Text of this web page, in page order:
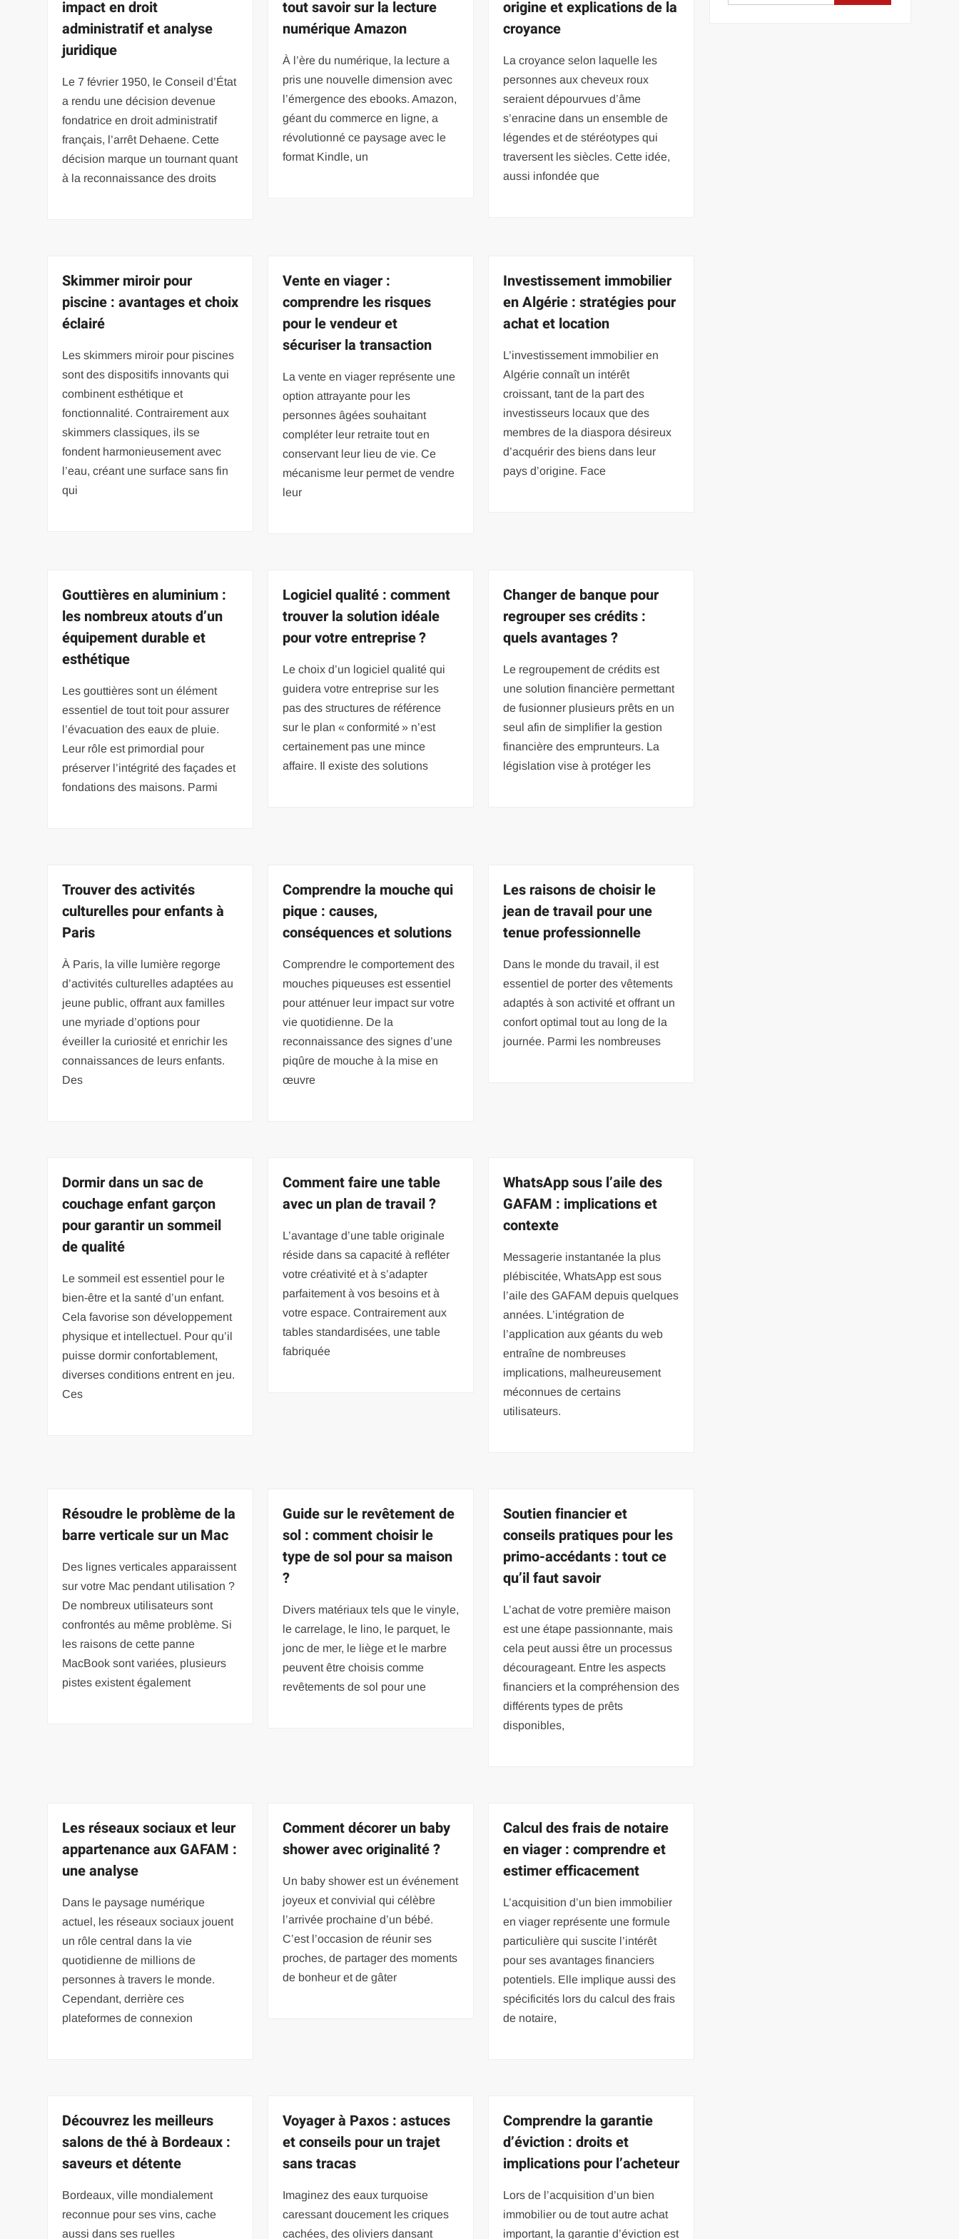
impact en droit
administratif et analyse
juridique
Le 7 février 1950, le Conseil d’État
a rendu une décision devenue
fondatrice en droit administratif
français, l’arrêt Dehaene. Cette
décision marque un tournant quant
à la reconnaissance des droits
tout savoir sur la lecture
numérique Amazon
À l’ère du numérique, la lecture a
pris une nouvelle dimension avec
l’émergence des ebooks. Amazon,
géant du commerce en ligne, a
révolutionné ce paysage avec le
format Kindle, un
origine et explications de la
croyance
La croyance selon laquelle les
personnes aux cheveux roux
seraient dépourvues d’âme
s’enracine dans un ensemble de
légendes et de stéréotypes qui
traversent les siècles. Cette idée,
aussi infondée que
Skimmer miroir pour
piscine : avantages et choix
éclairé
Les skimmers miroir pour piscines
sont des dispositifs innovants qui
combinent esthétique et
fonctionnalité. Contrairement aux
skimmers classiques, ils se
fondent harmonieusement avec
l’eau, créant une surface sans fin
qui
Vente en viager :
comprendre les risques
pour le vendeur et
sécuriser la transaction
La vente en viager représente une
option attrayante pour les
personnes âgées souhaitant
compléter leur retraite tout en
conservant leur lieu de vie. Ce
mécanisme leur permet de vendre
leur
Investissement immobilier
en Algérie : stratégies pour
achat et location
L’investissement immobilier en
Algérie connaît un intérêt
croissant, tant de la part des
investisseurs locaux que des
membres de la diaspora désireux
d’acquérir des biens dans leur
pays d’origine. Face
Gouttières en aluminium :
les nombreux atouts d’un
équipement durable et
esthétique
Les gouttières sont un élément
essentiel de tout toit pour assurer
l’évacuation des eaux de pluie.
Leur rôle est primordial pour
préserver l’intégrité des façades et
fondations des maisons. Parmi
Logiciel qualité : comment
trouver la solution idéale
pour votre entreprise ?
Le choix d’un logiciel qualité qui
guidera votre entreprise sur les
pas des structures de référence
sur le plan « conformité » n’est
certainement pas une mince
affaire. Il existe des solutions
Changer de banque pour
regrouper ses crédits :
quels avantages ?
Le regroupement de crédits est
une solution financière permettant
de fusionner plusieurs prêts en un
seul afin de simplifier la gestion
financière des emprunteurs. La
législation vise à protéger les
Trouver des activités
culturelles pour enfants à
Paris
À Paris, la ville lumière regorge
d’activités culturelles adaptées au
jeune public, offrant aux familles
une myriade d’options pour
éveiller la curiosité et enrichir les
connaissances de leurs enfants.
Des
Comprendre la mouche qui
pique : causes,
conséquences et solutions
Comprendre le comportement des
mouches piqueuses est essentiel
pour atténuer leur impact sur votre
vie quotidienne. De la
reconnaissance des signes d’une
piqûre de mouche à la mise en
œuvre
Les raisons de choisir le
jean de travail pour une
tenue professionnelle
Dans le monde du travail, il est
essentiel de porter des vêtements
adaptés à son activité et offrant un
confort optimal tout au long de la
journée. Parmi les nombreuses
Dormir dans un sac de
couchage enfant garçon
pour garantir un sommeil
de qualité
Le sommeil est essentiel pour le
bien-être et la santé d’un enfant.
Cela favorise son développement
physique et intellectuel. Pour qu’il
puisse dormir confortablement,
diverses conditions entrent en jeu.
Ces
Comment faire une table
avec un plan de travail ?
L’avantage d’une table originale
réside dans sa capacité à refléter
votre créativité et à s’adapter
parfaitement à vos besoins et à
votre espace. Contrairement aux
tables standardisées, une table
fabriquée
WhatsApp sous l’aile des
GAFAM : implications et
contexte
Messagerie instantanée la plus
plébiscitée, WhatsApp est sous
l’aile des GAFAM depuis quelques
années. L’intégration de
l’application aux géants du web
entraîne de nombreuses
implications, malheureusement
méconnues de certains
utilisateurs.
Résoudre le problème de la
barre verticale sur un Mac
Des lignes verticales apparaissent
sur votre Mac pendant utilisation ?
De nombreux utilisateurs sont
confrontés au même problème. Si
les raisons de cette panne
MacBook sont variées, plusieurs
pistes existent également
Guide sur le revêtement de
sol : comment choisir le
type de sol pour sa maison
?
Divers matériaux tels que le vinyle,
le carrelage, le lino, le parquet, le
jonc de mer, le liège et le marbre
peuvent être choisis comme
revêtements de sol pour une
Soutien financier et
conseils pratiques pour les
primo-accédants : tout ce
qu’il faut savoir
L’achat de votre première maison
est une étape passionnante, mais
cela peut aussi être un processus
décourageant. Entre les aspects
financiers et la compréhension des
différents types de prêts
disponibles,
Les réseaux sociaux et leur
appartenance aux GAFAM :
une analyse
Dans le paysage numérique
actuel, les réseaux sociaux jouent
un rôle central dans la vie
quotidienne de millions de
personnes à travers le monde.
Cependant, derrière ces
plateformes de connexion
Comment décorer un baby
shower avec originalité ?
Un baby shower est un événement
joyeux et convivial qui célèbre
l’arrivée prochaine d’un bébé.
C’est l’occasion de réunir ses
proches, de partager des moments
de bonheur et de gâter
Calcul des frais de notaire
en viager : comprendre et
estimer efficacement
L’acquisition d’un bien immobilier
en viager représente une formule
particulière qui suscite l’intérêt
pour ses avantages financiers
potentiels. Elle implique aussi des
spécificités lors du calcul des frais
de notaire,
Découvrez les meilleurs
salons de thé à Bordeaux :
saveurs et détente
Bordeaux, ville mondialement
reconnue pour ses vins, cache
aussi dans ses ruelles
Voyager à Paxos : astuces
et conseils pour un trajet
sans tracas
Imaginez des eaux turquoise
caressant doucement les criques
cachées, des oliviers dansant
Comprendre la garantie
d’éviction : droits et
implications pour l’acheteur
Lors de l’acquisition d’un bien
immobilier ou de tout autre achat
important, la garantie d’éviction est